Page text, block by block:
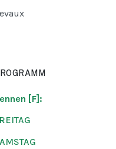
[F]: